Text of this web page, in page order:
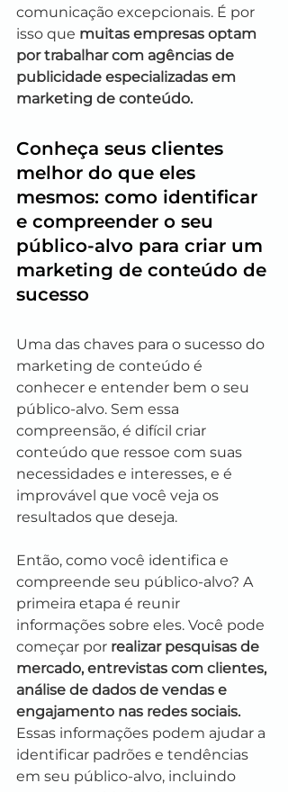
comunicação excepcionais. É por
isso que muitas empresas optam
por trabalhar com agências de
publicidade especializadas em
marketing de conteúdo.
Conheça seus clientes
melhor do que eles
mesmos: como identificar
e compreender o seu
público-alvo para criar um
marketing de conteúdo de
sucesso
Uma das chaves para o sucesso do
marketing de conteúdo é
conhecer e entender bem o seu
público-alvo. Sem essa
compreensão, é difícil criar
conteúdo que ressoe com suas
necessidades e interesses, e é
improvável que você veja os
resultados que deseja.
Então, como você identifica e
compreende seu público-alvo? A
primeira etapa é reunir
informações sobre eles. Você pode
começar por realizar pesquisas de
mercado, entrevistas com clientes,
análise de dados de vendas e
engajamento nas redes sociais.
Essas informações podem ajudar a
identificar padrões e tendências
em seu público-alvo, incluindo